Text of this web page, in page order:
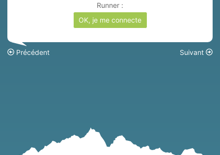
Runner :
OK, je me connecte
Précédent Suivant